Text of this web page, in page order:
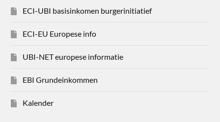
ECI-UBI basisinkomen burgerinitiatief
ECI-EU Europese info
UBI-NET europese informatie
EBI Grundeinkommen
Kalender